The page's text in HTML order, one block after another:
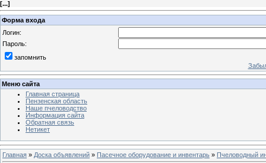
[...]
Форма входа
Логин:
Пароль:
запомнить
Меню сайта
Главная страница
Пензенская область
Наше пчеловодство
Информация сайта
Обратная связь
Нетикет
Главная » Доска объявлений » Пасечное оборудование и инвентарь » Пчеловодный